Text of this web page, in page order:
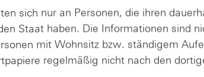
hat der deutsche Leitindex DAX® ein neues
Hausse angekommen. Doch nicht allein
Risikomanagement. Wo lassen sich
Analyse dabei helfen?
sich nur an Personen, die ihren
Staat haben. Die Informationen sind
mit Wohnsitz bzw. ständigem
regelmäßig nicht nach den